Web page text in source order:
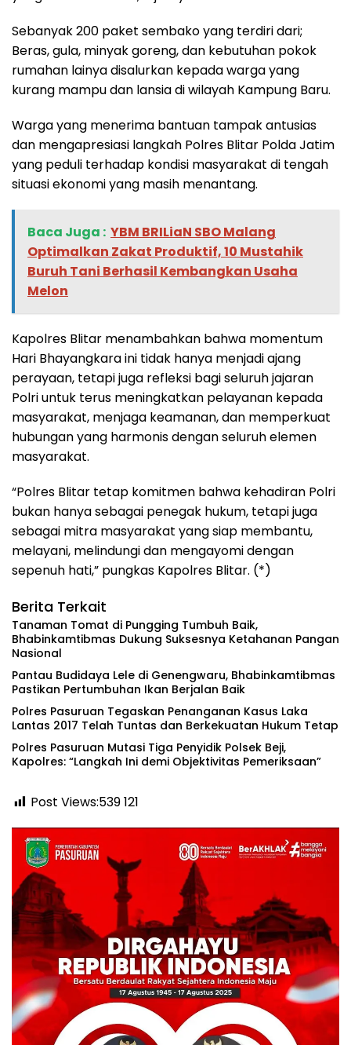
Sebanyak 200 paket sembako yang terdiri dari;
Beras, gula, minyak goreng, dan kebutuhan pokok
rumahan lainya disalurkan kepada warga yang
kurang mampu dan lansia di wilayah Kampung Baru.
Warga yang menerima bantuan tampak antusias
dan mengapresiasi langkah Polres Blitar Polda Jatim
yang peduli terhadap kondisi masyarakat di tengah
situasi ekonomi yang masih menantang.
Baca Juga : YBM BRILiaN SBO Malang
Optimalkan Zakat Produktif, 10 Mustahik
Buruh Tani Berhasil Kembangkan Usaha
Melon
Kapolres Blitar menambahkan bahwa momentum
Hari Bhayangkara ini tidak hanya menjadi ajang
perayaan, tetapi juga refleksi bagi seluruh jajaran
Polri untuk terus meningkatkan pelayanan kepada
masyarakat, menjaga keamanan, dan memperkuat
hubungan yang harmonis dengan seluruh elemen
masyarakat.
“Polres Blitar tetap komitmen bahwa kehadiran Polri
bukan hanya sebagai penegak hukum, tetapi juga
sebagai mitra masyarakat yang siap membantu,
melayani, melindungi dan mengayomi dengan
sepenuh hati,” pungkas Kapolres Blitar. (*)
Berita Terkait
Tanaman Tomat di Pungging Tumbuh Baik,
Bhabinkamtibmas Dukung Suksesnya Ketahanan Pangan
Nasional
Pantau Budidaya Lele di Genengwaru, Bhabinkamtibmas
Pastikan Pertumbuhan Ikan Berjalan Baik
Polres Pasuruan Tegaskan Penanganan Kasus Laka
Lantas 2017 Telah Tuntas dan Berkekuatan Hukum Tetap
‎Polres Pasuruan Mutasi Tiga Penyidik Polsek Beji,
Kapolres: “Langkah Ini demi Objektivitas Pemeriksaan”
Post Views:539121